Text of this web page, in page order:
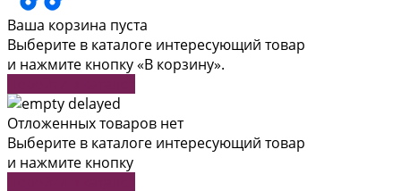
Ваша корзина пуста
Выберите в каталоге интересующий товар
и нажмите кнопку «В корзину».
Отложенных товаров нет
Выберите в каталоге интересующий товар
и нажмите кнопку